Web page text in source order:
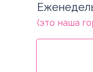
(это наша